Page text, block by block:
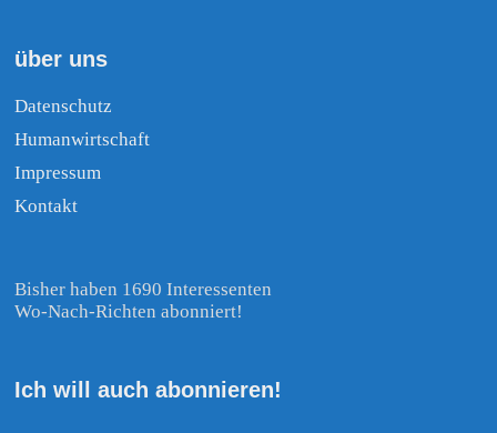
über uns
Datenschutz
Humanwirtschaft
Impressum
Kontakt
Bisher haben 1690 Interessenten
Wo-Nach-Richten abonniert!
Ich will auch abonnieren!